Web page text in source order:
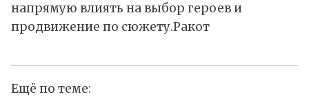
напрямую влиять на выбор героев и
продвижение по сюжету.Ракот
Ещё по теме: